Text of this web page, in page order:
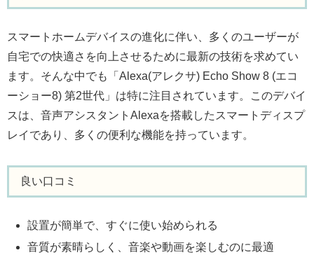
スマートホームデバイスの進化に伴い、多くのユーザーが
自宅での快適さを向上させるために最新の技術を求めてい
ます。そんな中でも「Alexa(アレクサ) Echo Show 8 (エコ
ーショー8) 第2世代」は特に注目されています。このデバイ
スは、音声アシスタントAlexaを搭載したスマートディスプ
レイであり、多くの便利な機能を持っています。
良い口コミ
設置が簡単で、すぐに使い始められる
音質が素晴らしく、音楽や動画を楽しむのに最適